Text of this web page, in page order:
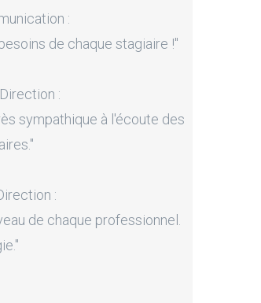
:
de chaque stagiaire !"
:
sympathique à l'écoute des
:
de chaque professionnel.